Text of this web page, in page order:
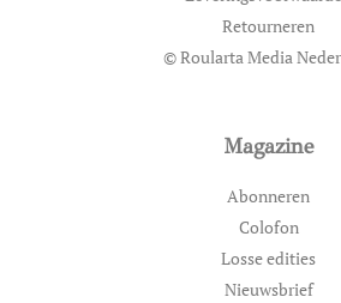
Retourneren
© Roularta Media
Magazine
Abonneren
Colofon
Losse edities
Nieuwsbrief